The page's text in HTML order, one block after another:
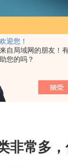
欢迎您！
来自局域网的朋友！
助您的吗？
非常多